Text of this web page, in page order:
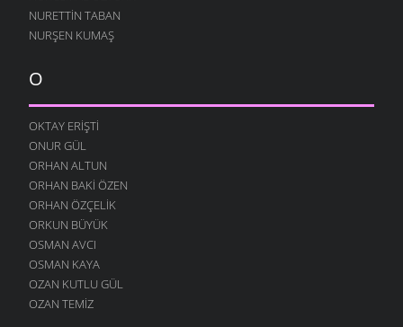
BOROBANA GIDERDI
24 OCAK 2009
18 OCAK 2009
NE KÖYÜ TANIR, NE DE KÜLTÜRÜNÜ
13 OCAK 2009
DINLE BENI OĞULCAN
11 OCAK 2009
FILISTIN İÇIN UYAN
7 OCAK 2009
AĞLARDI
7 OCAK 2009
KÖYÜMÜ TANI
7 OCAK 2009
NURETTIN TABAN
NURŞEN KUMAŞ
O
OKTAY ERIŞTI
ONUR GÜL
ORHAN ALTUN
ORHAN BAKI ÖZEN
ORHAN ÖZÇELIK
ORKUN BÜYÜK
OSMAN AVCI
OSMAN KAYA
OZAN KUTLU GÜL
OZAN TEMIZ